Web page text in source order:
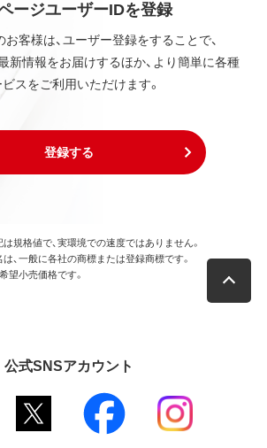
ージユーザーIDを登録
客様は、ユーザー登録をすることで、
新情報をお届けするほか、より簡単に各種
スをご利用いただけます。
登録する
規格値で、実環境での速度ではありません。
、一般に各社の商標または登録商標です。
望小売価格です。
公式SNSアカウント